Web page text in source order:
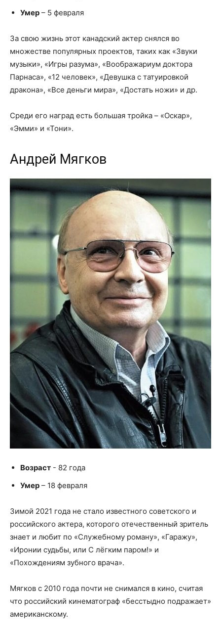
Умер – 5 февраля
За свою жизнь этот канадский актер снялся во
множестве популярных проектов, таких как «Звуки
музыки», «Игры разума», «Воображариум доктора
Парнаса», «12 человек», «Девушка с татуировкой
дракона», «Все деньги мира», «Достать ножи» и др.
Среди его наград есть большая тройка – «Оскар»,
«Эмми» и «Тони».
Андрей Мягков
Возраст - 82 года
Умер – 18 февраля
Зимой 2021 года не стало известного советского и
российского актера, которого отечественный зритель
знает и любит по «Служебному роману», «Гаражу»,
«Иронии судьбы, или С лёгким паром!» и
«Похождениям зубного врача».
Мягков с 2010 года почти не снимался в кино, считая
что российский кинематограф «бесстыдно подражает»
американскому.